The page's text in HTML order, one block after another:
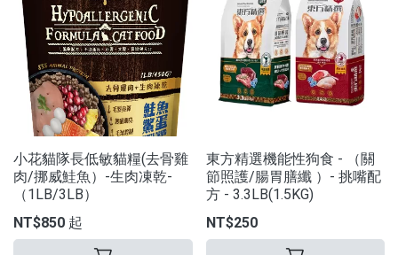
小花貓隊長低敏貓糧(去骨雞
肉/挪威鮭魚）-生肉凍乾-
（1LB/3LB）
NT$850 起
東方精選機能性狗食 - （關
節照護/腸胃膳纖 ）- 挑嘴配
方 - 3.3LB(1.5KG)
NT$250